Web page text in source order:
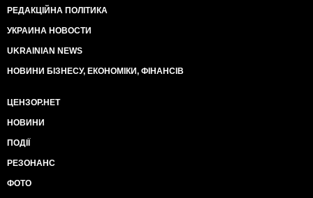
РЕДАКЦІЙНА ПОЛІТИКА
УКРАИНА НОВОСТИ
UKRAINIAN NEWS
НОВИНИ БІЗНЕСУ, ЕКОНОМІКИ, ФІНАНСІВ
ЦЕНЗОР.НЕТ
НОВИНИ
ПОДІЇ
РЕЗОНАНС
ФОТО